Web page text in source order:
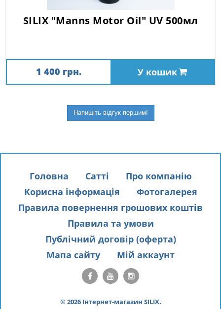
SILIX "Manns Motor Oil" UV 500мл
1 400 грн. У кошик
Напишіть відгук першим!
Головна Сатті
Про компанію
Корисна інформація
Фотогалерея
Правила повернення грошових коштів
Правила та умови
Публічний договір (оферта)
Мапа сайту
Мій аккаунт
© 2026 Інтернет-магазин SILIX.